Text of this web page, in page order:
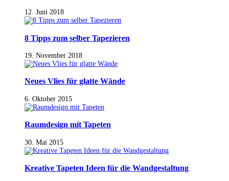
12. Juni 2018
8 Tipps zum selber Tapezieren
19. November 2018
Neues Vlies für glatte Wände
6. Oktober 2015
Raumdesign mit Tapeten
30. Mai 2015
Kreative Tapeten Ideen für die Wandgestaltung